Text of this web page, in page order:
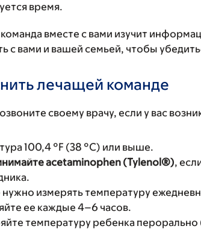
время.
вместе с вами изучит
с вами и вашей семьей, чтобы
лечащей команде
своему врачу, если у вас
100,4 °F (38 °C) или выше.
acetaminophen (Tylenol®),
нужно измерять температуру
ее каждые 4–6 часов.
температуру ребенка